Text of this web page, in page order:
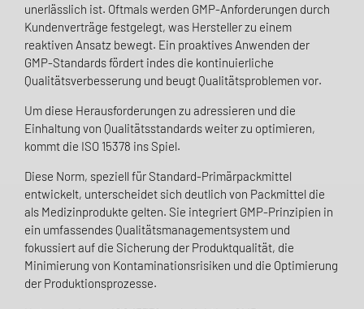
unerlässlich ist. Oftmals werden GMP-Anforderungen durch
Kundenverträge festgelegt, was Hersteller zu einem
reaktiven Ansatz bewegt. Ein proaktives Anwenden der
GMP-Standards fördert indes die kontinuierliche
Qualitätsverbesserung und beugt Qualitätsproblemen vor.
Um diese Herausforderungen zu adressieren und die
Einhaltung von Qualitätsstandards weiter zu optimieren,
kommt die ISO 15378 ins Spiel.
Diese Norm, speziell für Standard-Primärpackmittel
entwickelt, unterscheidet sich deutlich von Packmittel die
als Medizinprodukte gelten. Sie integriert GMP-Prinzipien in
ein umfassendes Qualitätsmanagementsystem und
fokussiert auf die Sicherung der Produktqualität, die
Minimierung von Kontaminationsrisiken und die Optimierung
der Produktionsprozesse.